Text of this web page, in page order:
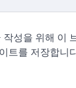
작성을 위해 이
트를 저장합니